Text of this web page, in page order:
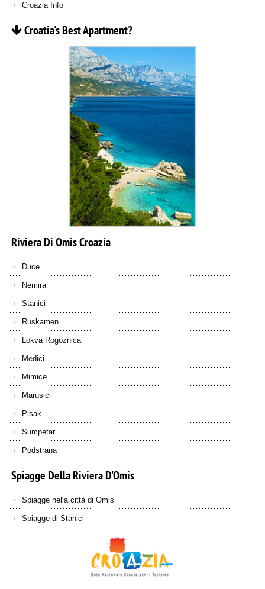
Croazia Info
Croatia'sBestApartment?
RivieraDiOmisCroazia
Duce
Nemira
Stanici
Ruskamen
Lokva Rogoznica
Medici
Mimice
Marusici
Pisak
Sumpetar
Podstrana
SpiaggeDellaRivieraD'Omis
Spiagge nella città di Omis
Spiagge di Stanici